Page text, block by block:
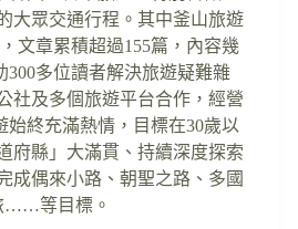
大眾交通行程。其中釜山旅遊
文章累積超過155篇，內容幾
300多位讀者解決旅遊疑難雜
社及多個旅遊平台合作，經營
始終充滿熱情，目標在30歲以
府縣」大滿貫、持續深度探索
成偶來小路、朝聖之路、多國
……等目標。